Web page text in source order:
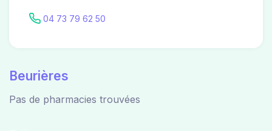
04 73 79 62 50
Beurières
Pas de pharmacies trouvées